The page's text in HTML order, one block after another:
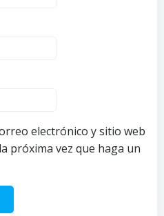
electrónico y sitio web
próxima vez que haga un